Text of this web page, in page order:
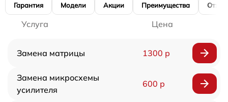
Гарантия Модели Акции Преимущества
Услуга Цена
Замена матрицы 1300 р
Замена микросхемы
усилителя
600 р